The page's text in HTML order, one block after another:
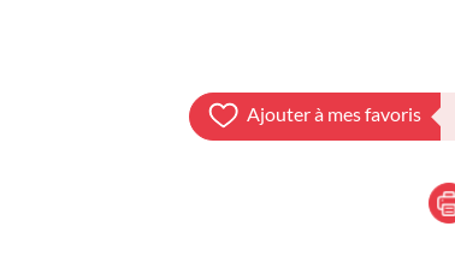
Ajouter à mes favoris